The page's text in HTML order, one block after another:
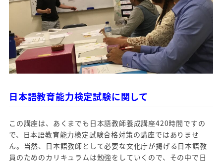
日本語教育能力検定試験に関して
この講座は、あくまでも日本語教師養成講座420時間ですの
で、日本語教育能力検定試験合格対策の講座ではありませ
ん。当然、日本語教師として必要な文化庁が掲げる日本語教
員のためのカリキュラムは勉強をしていくので、その中で日